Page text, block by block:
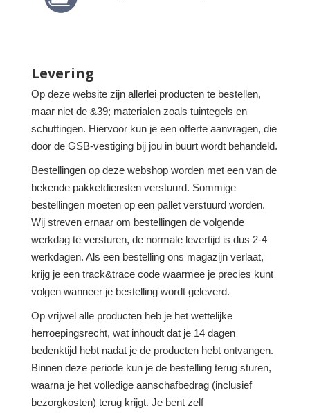
Levering
Op deze website zijn allerlei producten te bestellen,
maar niet de &39; materialen zoals tuintegels en
schuttingen. Hiervoor kun je een offerte aanvragen, die
door de GSB-vestiging bij jou in buurt wordt behandeld.
Bestellingen op deze webshop worden met een van de
bekende pakketdiensten verstuurd. Sommige
bestellingen moeten op een pallet verstuurd worden.
Wij streven ernaar om bestellingen de volgende
werkdag te versturen, de normale levertijd is dus 2-4
werkdagen. Als een bestelling ons magazijn verlaat,
krijg je een track&trace code waarmee je precies kunt
volgen wanneer je bestelling wordt geleverd.
Op vrijwel alle producten heb je het wettelijke
herroepingsrecht, wat inhoudt dat je 14 dagen
bedenktijd hebt nadat je de producten hebt ontvangen.
Binnen deze periode kun je de bestelling terug sturen,
waarna je het volledige aanschafbedrag (inclusief
bezorgkosten) terug krijgt. Je bent zelf